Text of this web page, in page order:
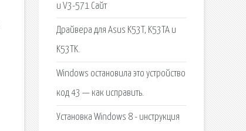
и V3-571 Сайт
Драйвера для Asus K53T, K53TA и
K53TK.
Windows остановила это устройство
код 43 — как исправить.
Установка Windows 8 - инструкция